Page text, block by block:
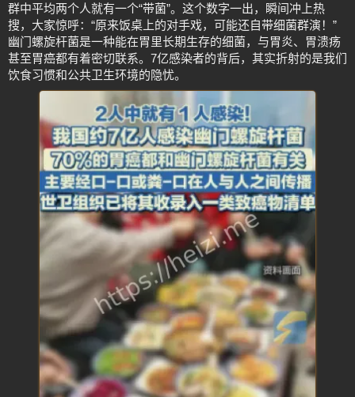
群中平均两个人就有一个“带菌”。这个数字一出，瞬间冲上热
搜，大家惊呼：“原来饭桌上的对手戏，可能还自带细菌群演！”
幽门螺旋杆菌是一种能在胃里长期生存的细菌，与胃炎、胃溃疡
甚至胃癌都有着密切联系。7亿感染者的背后，其实折射的是我们
饮食习惯和公共卫生环境的隐忧。